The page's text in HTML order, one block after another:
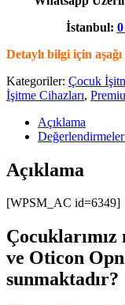
İstanbul:
Detaylı bilgi için
Kategoriler: Çocuk
İşitme Cihazları,
Açıklama
Açıklama
[WPSM_AC id=6349]
Çocuklarımız
ve Oticon
sunmaktadır?